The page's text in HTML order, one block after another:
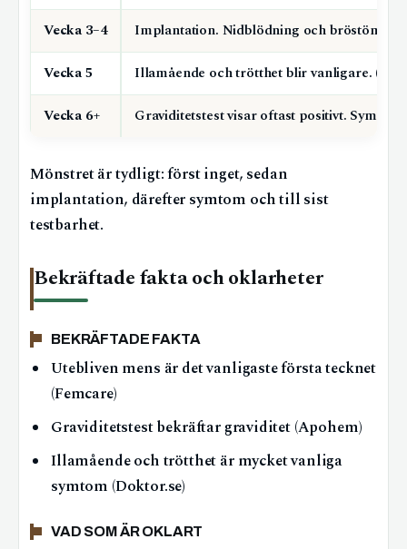
Vecka 3–4 Implantation. Nidblödning och
Vecka 5 Illamående och trötthet blir vanligare.
Vecka 6+ Graviditetstest visar oftast positivt.
Mönstret är tydligt: först inget, sedan
implantation, därefter symtom och till sist
testbarhet.
Bekräftade fakta och oklarheter
BEKRÄFTADE FAKTA
Utebliven mens är det vanligaste första tecknet
(Femcare)
Graviditetstest bekräftar graviditet (Apohem)
Illamående och trötthet är mycket vanliga
symtom (Doktor.se)
VAD SOM ÄR OKLART